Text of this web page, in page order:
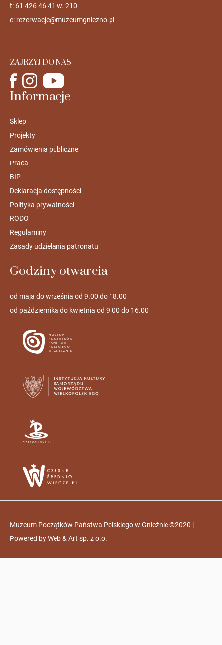
t: 61 426 46 41 w. 210
e: rezerwacje@muzeumgniezno.pl
ZAJRZYJ DO NAS
Informacje
Sklep
Projekty
Zamówienia publiczne
Praca
BIP
Deklaracja dostępności
Polityka prywatności
RODO
Regulaminy
Zasady udzielania patronatu
Godziny otwarcia
od maja do września od 9.00 do 18.00
od października do kwietnia od 9.00 do 16.00
Muzeum Początków Państwa Polskiego w Gnieźnie ©2020 |
Powered byWeb & Art sp. z o.o.